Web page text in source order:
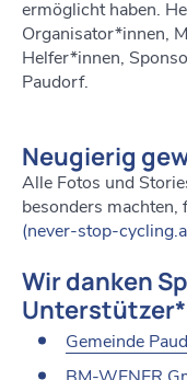
ermöglicht haben.
Organisator*innen,
Helfer*innen,
Paudorf.
Neugierig
Alle Fotos und
besonders machten,
(never-stop-
Wir danken
Gemeinde